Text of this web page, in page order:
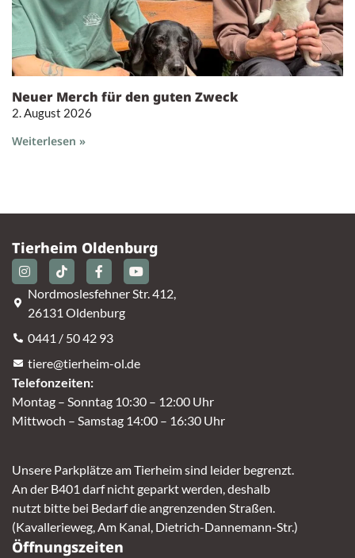
Neuer Merch für den guten Zweck
2. August 2026
Weiterlesen »
Tierheim Oldenburg
Nordmoslesfehner Str. 412,
26131 Oldenburg
0441 / 50 42 93
tiere@tierheim-ol.de
Telefonzeiten:
Montag – Sonntag 10:30 – 12:00 Uhr
Mittwoch – Samstag 14:00 – 16:30 Uhr
Unsere Parkplätze am Tierheim sind leider begrenzt.
An der B401 darf nicht geparkt werden, deshalb
nutzt bitte bei Bedarf die angrenzenden Straßen.
(Kavallerieweg, Am Kanal, Dietrich-Dannemann-Str.)
Öffnungszeiten